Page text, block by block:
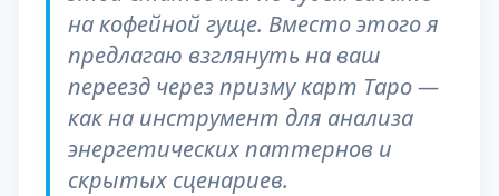
на кофейной гуще. Вместо этого я
предлагаю взглянуть на ваш
переезд через призму карт Таро —
как на инструмент для анализа
энергетических паттернов и
скрытых сценариев.